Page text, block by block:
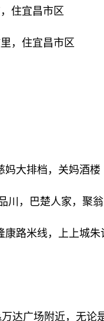
住宜昌市区
，住宜昌市区
妈大排档，关妈酒楼
川，巴楚人家，聚
路米线，上上城朱
达广场附近，无论